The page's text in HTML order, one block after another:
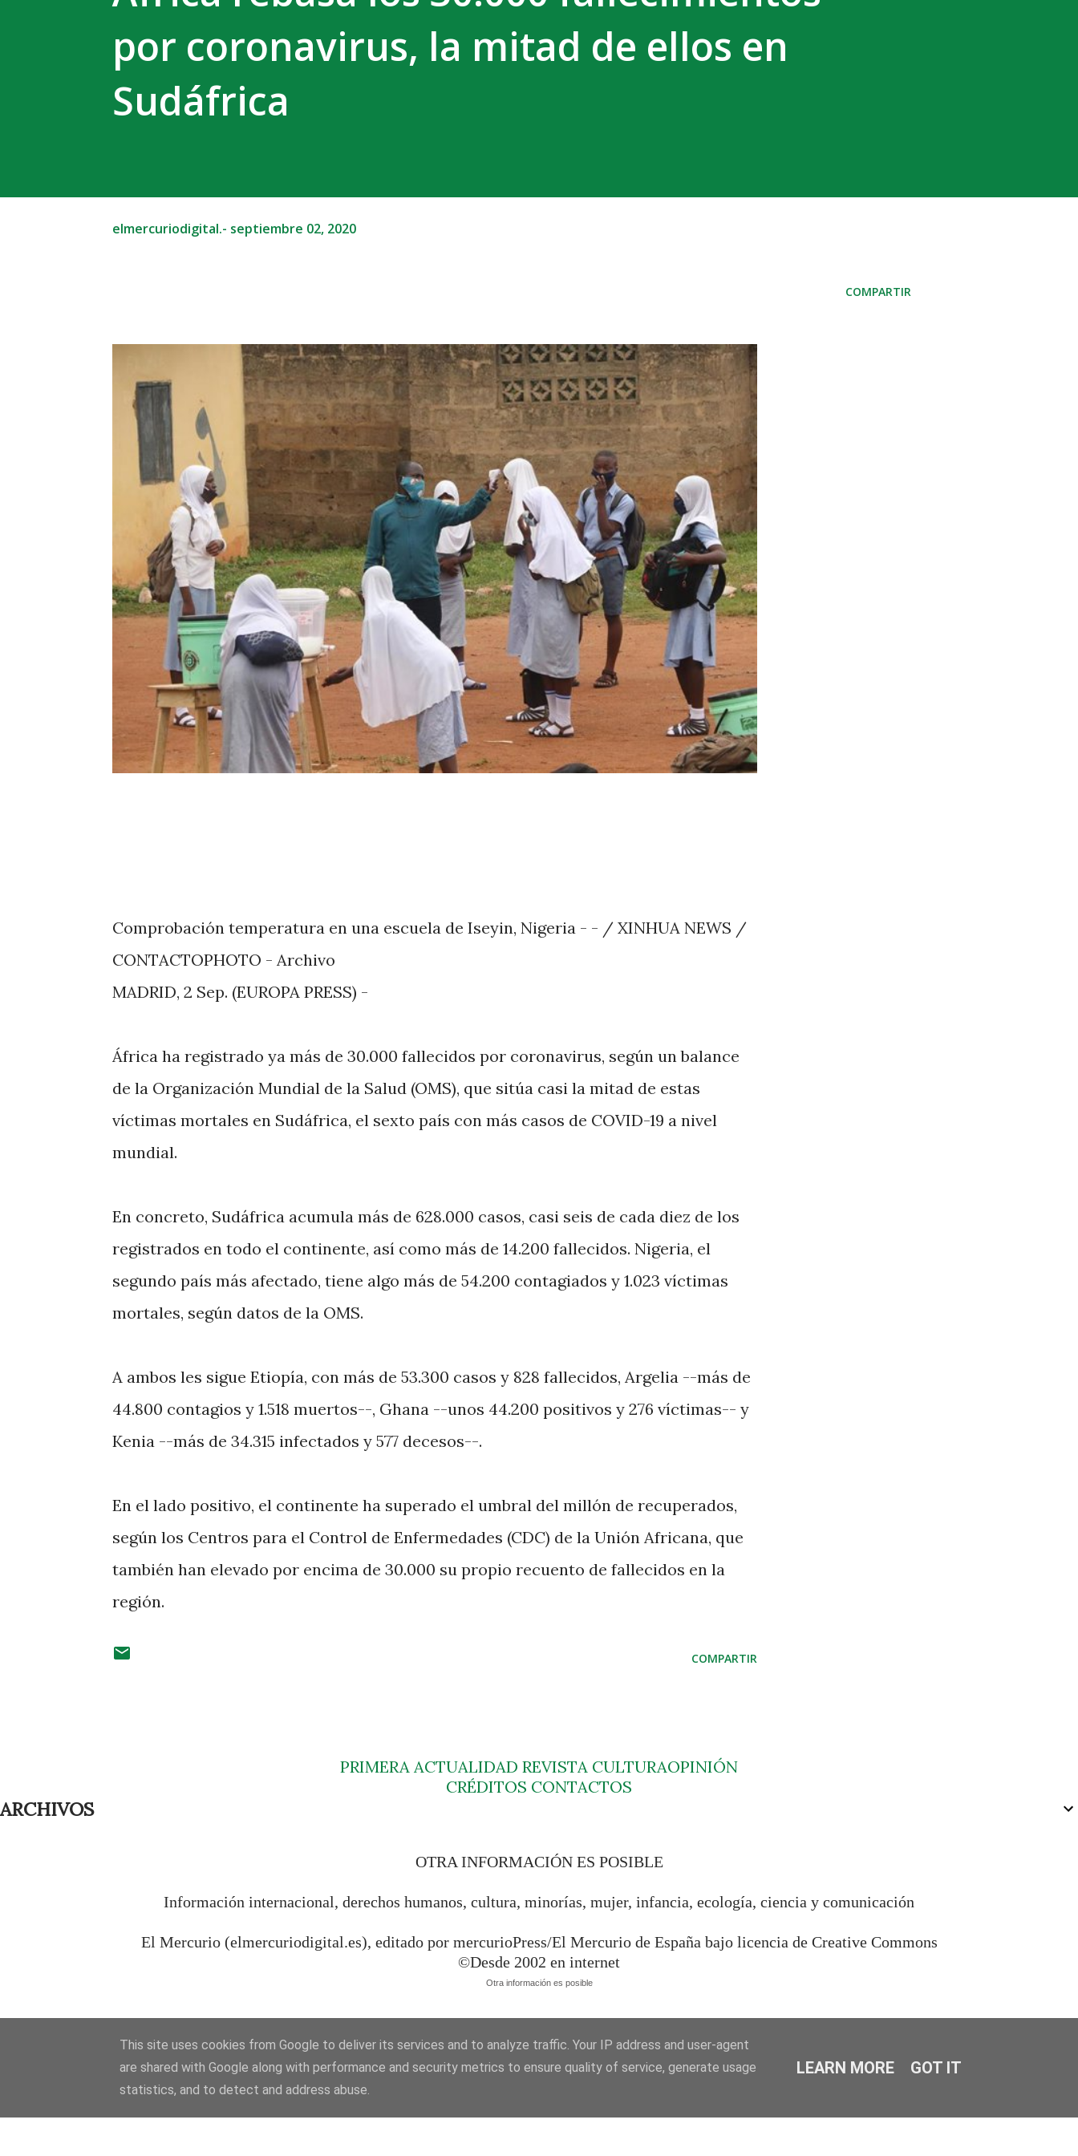
por coronavirus, la mitad de ellos en
Sudáfrica
elmercuriodigital.- septiembre 02, 2020
Comprobación temperatura en una escuela de Iseyin, Nigeria - - / XINHUA NEWS /
CONTACTOPHOTO - Archivo
MADRID, 2 Sep. (EUROPA PRESS) -
África ha registrado ya más de 30.000 fallecidos por coronavirus, según un balance
de la Organización Mundial de la Salud (OMS), que sitúa casi la mitad de estas
víctimas mortales en Sudáfrica, el sexto país con más casos de COVID-19 a nivel
mundial.
En concreto, Sudáfrica acumula más de 628.000 casos, casi seis de cada diez de los
registrados en todo el continente, así como más de 14.200 fallecidos. Nigeria, el
segundo país más afectado, tiene algo más de 54.200 contagiados y 1.023 víctimas
mortales, según datos de la OMS.
A ambos les sigue Etiopía, con más de 53.300 casos y 828 fallecidos, Argelia --más de
44.800 contagios y 1.518 muertos--, Ghana --unos 44.200 positivos y 276 víctimas-- y
Kenia --más de 34.315 infectados y 577 decesos--.
En el lado positivo, el continente ha superado el umbral del millón de recuperados,
según los Centros para el Control de Enfermedades (CDC) de la Unión Africana, que
también han elevado por encima de 30.000 su propio recuento de fallecidos en la
región.
COMPARTIR
COMPARTIR
PRIMERA ACTUALIDAD REVISTA CULTURAOPINIÓN
CRÉDITOS CONTACTOS
ARCHIVOS
OTRA INFORMACIÓN ES POSIBLE
Información internacional, derechos humanos, cultura, minorías, mujer, infancia, ecología, ciencia y comunicación
El Mercurio (elmercuriodigital.es), editado por mercurioPress/El Mercurio de España bajo licencia de Creative Commons
©Desde 2002 en internet
Otra información es posible
This site uses cookies from Google to deliver its services and to analyze traffic. Your IP address and user-agent
are shared with Google along with performance and security metrics to ensure quality of service, generate usage
statistics, and to detect and address abuse.
LEARN MORE GOT IT